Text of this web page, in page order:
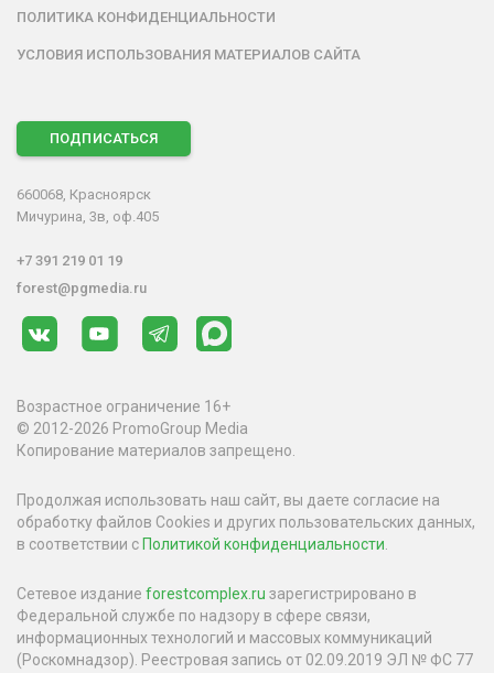
ПОЛИТИКА КОНФИДЕНЦИАЛЬНОСТИ
УСЛОВИЯ ИСПОЛЬЗОВАНИЯ МАТЕРИАЛОВ САЙТА
ПОДПИСАТЬСЯ
660068, Красноярск
Мичурина, 3в, оф.405
+7 391 219 01 19
forest@pgmedia.ru
Возрастное ограничение 16+
© 2012-2026 PromoGroup Media
Копирование материалов запрещено.
Продолжая использовать наш сайт, вы даете согласие на
обработку файлов Cookies и других пользовательских данных,
в соответствии с Политикой конфиденциальности
Сетевое издание forestcomplex.ru зарегистрировано в
Федеральной службе по надзору в сфере связи,
информационных технологий и массовых коммуникаций
(Роскомнадзор). Реестровая запись от 02.09.2019 ЭЛ № ФС 77